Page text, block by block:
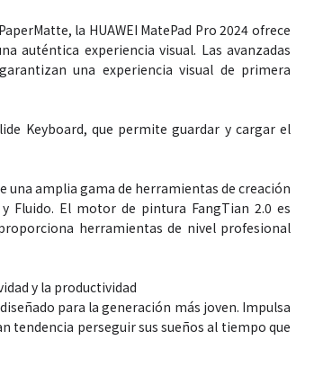
la HUAWEI MatePad Pro 2024 ofrece
auténtica experiencia visual. Las avanzadas
una experiencia visual de primera
Keyboard, que permite guardar y cargar el
una amplia gama de herramientas de creación
Fluido. El motor de pintura FangTian 2.0 es
herramientas de nivel profesional
y la productividad
para la generación más joven. Impulsa
tendencia perseguir sus sueños al tiempo que